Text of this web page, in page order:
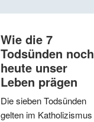
Wie die 7
Todsünden noch
heute unser
Leben prägen
Die sieben Todsünden
gelten im Katholizismus